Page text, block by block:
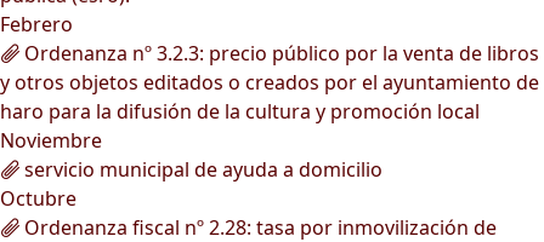
Febrero
Ordenanza nº 3.2.3: precio público por la venta de libros
y otros objetos editados o creados por el ayuntamiento de
haro para la difusión de la cultura y promoción local
Noviembre
servicio municipal de ayuda a domicilio
Octubre
Ordenanza fiscal nº 2.28: tasa por inmovilización de